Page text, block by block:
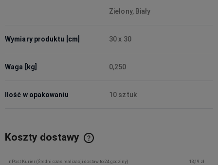
Zielony, Biały
Wymiary produktu [cm] 30 x 30
Waga [kg] 0,250
Ilość w opakowaniu 10 sztuk
Koszty dostawy
InPost Kurier (Średni czas realizacji dostaw to 24 godziny) 13,19 zł